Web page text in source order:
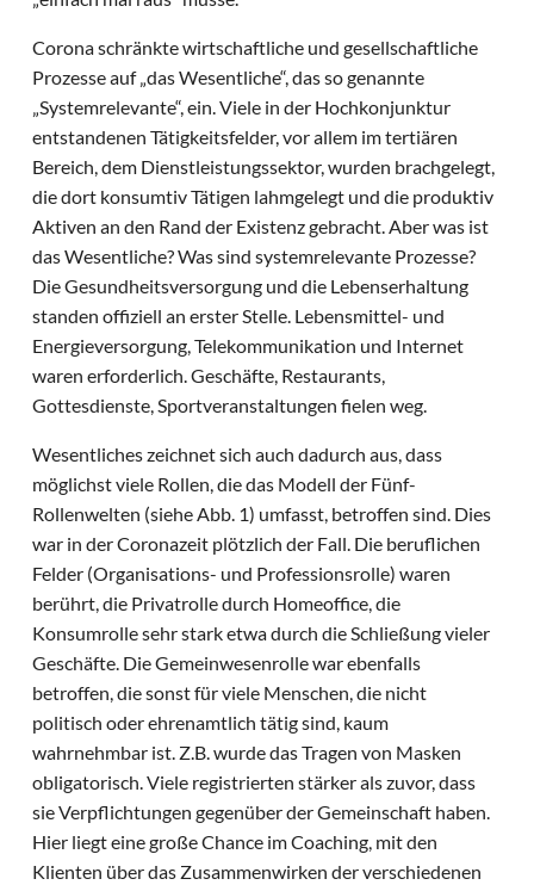
Corona schränkte wirtschaftliche und gesellschaftliche
Prozesse auf „das Wesentliche“, das so genannte
„Systemrelevante“, ein. Viele in der Hochkonjunktur
entstandenen Tätigkeitsfelder, vor allem im tertiären
Bereich, dem Dienstleistungssektor, wurden brachgelegt,
die dort konsumtiv Tätigen lahmgelegt und die produktiv
Aktiven an den Rand der Existenz gebracht. Aber was ist
das Wesentliche? Was sind systemrelevante Prozesse?
Die Gesundheitsversorgung und die Lebenserhaltung
standen offiziell an erster Stelle. Lebensmittel- und
Energieversorgung, Telekommunikation und Internet
waren erforderlich. Geschäfte, Restaurants,
Gottesdienste, Sportveranstaltungen fielen weg.
Wesentliches zeichnet sich auch dadurch aus, dass
möglichst viele Rollen, die das Modell der Fünf-
Rollenwelten (siehe Abb. 1) umfasst, betroffen sind. Dies
war in der Coronazeit plötzlich der Fall. Die beruflichen
Felder (Organisations- und Professionsrolle) waren
berührt, die Privatrolle durch Homeoffice, die
Konsumrolle sehr stark etwa durch die Schließung vieler
Geschäfte. Die Gemeinwesenrollewar ebenfalls
betroffen, die sonst für viele Menschen, die nicht
politisch oder ehrenamtlich tätig sind, kaum
wahrnehmbar ist. Z.B. wurde das Tragen von Masken
obligatorisch. Viele registrierten stärker als zuvor, dass
sie Verpflichtungen gegenüber der Gemeinschaft haben.
Hier liegt eine große Chance im Coaching, mit den
Klienten über das Zusammenwirken der verschiedenen